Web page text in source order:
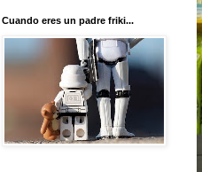
Cuando eres un padre friki...